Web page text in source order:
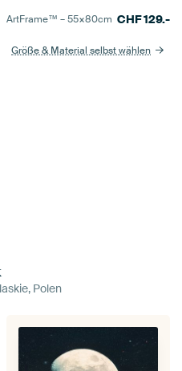
ArtFrame™ –55×80cm CHF129.-
Größe & Material selbst wählen
Polen